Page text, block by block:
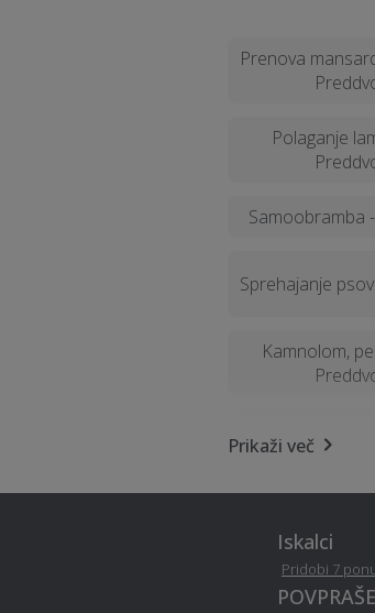
Prenova
Polaganje
Samoobramba
Sprehajanje
Kamnolom,
Montaža knaufa
Izgradnja in
sistemov /
Prikaži več
Iskalci
Pridobi 7